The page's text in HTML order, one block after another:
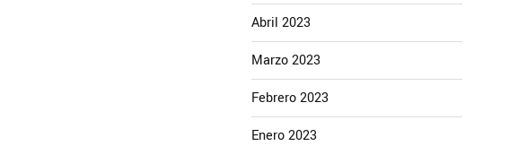
Abril 2023
Marzo 2023
Febrero 2023
Enero 2023